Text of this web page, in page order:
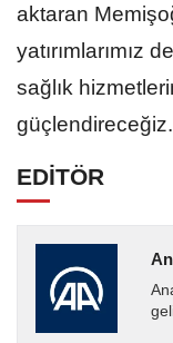
aktaran
yatırımlarımız
sağlık
EDİTÖR